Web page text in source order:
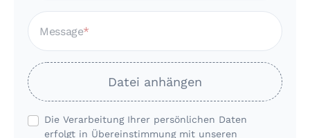
Message
Datei anhängen
Die Verarbeitung Ihrer persönlichen Daten
erfolgt in Übereinstimmung mit unseren